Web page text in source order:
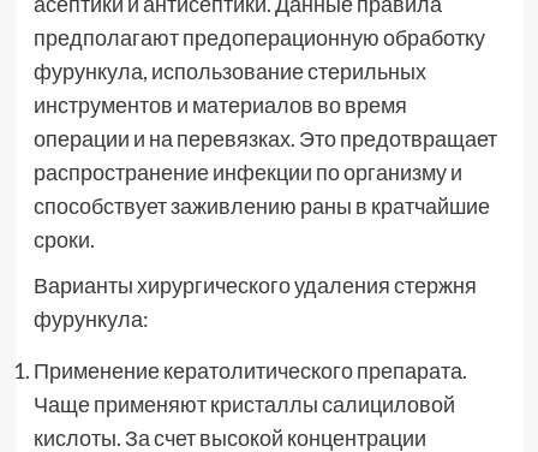
предполагают предоперационную обработку
фурункула, использование стерильных
инструментов и материалов во время
операции и на перевязках. Это предотвращает
распространение инфекции по организму и
способствует заживлению раны в кратчайшие
сроки.
Варианты хирургического удаления стержня
фурункула:
Применение кератолитического препарата.
Чаще применяют кристаллы салициловой
кислоты. За счет высокой концентрации